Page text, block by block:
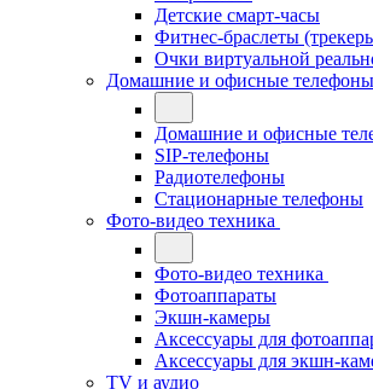
Детские смарт-часы
Фитнес-браслеты
Очки виртуальной
Домашние и офисные телефоны
Домашние и офисные
SIP-телефоны
Радиотелефоны
Стационарные телефоны
Фото-видео техника
Фото-видео техника
Фотоаппараты
Экшн-камеры
Аксессуары для
Аксессуары для экшн-
TV и аудио